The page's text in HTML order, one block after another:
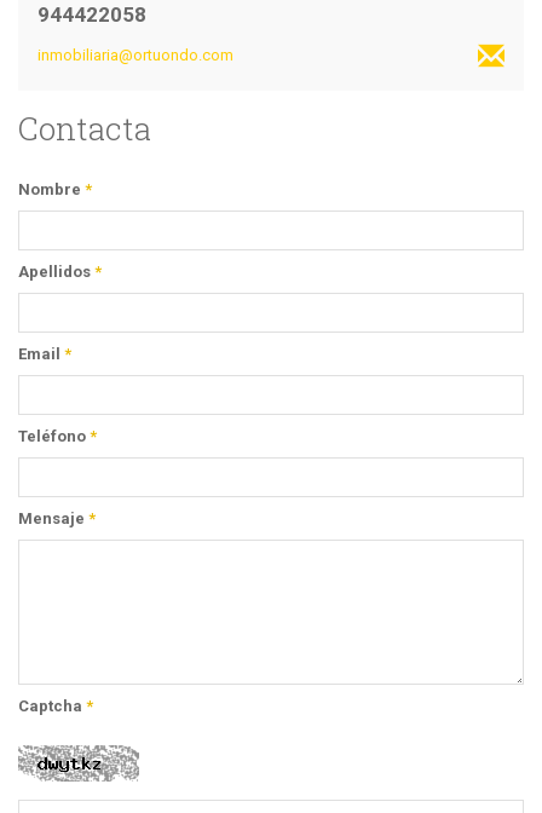
944422058
inmobiliaria@ortuondo.com
Contacta
Nombre *
Apellidos *
Email *
Teléfono *
Mensaje *
Captcha *